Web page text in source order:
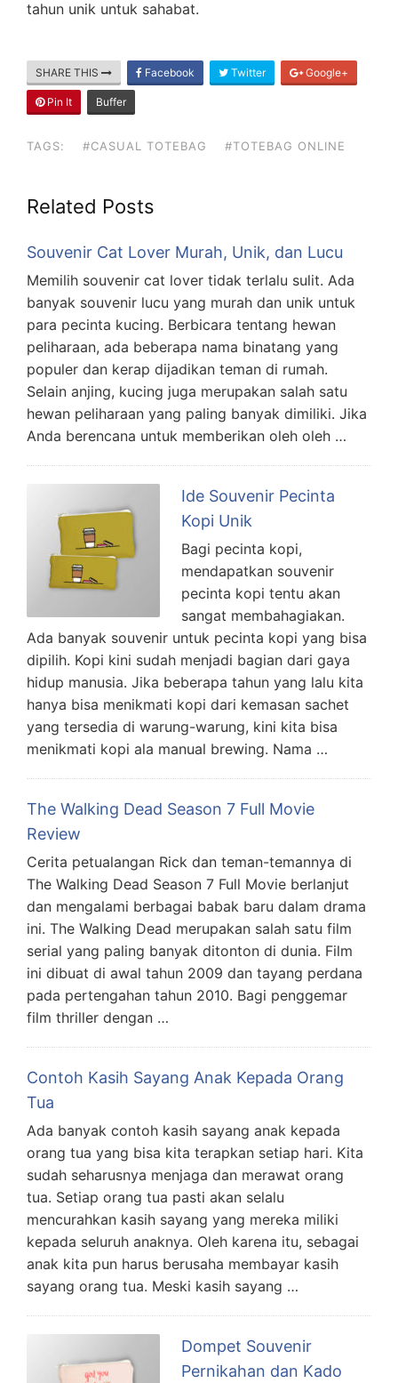
tahun unik untuk sahabat.
SHARE THIS Facebook Twitter Google+
Pin It Buffer
TAGS: #CASUAL TOTEBAG #TOTEBAG ONLINE
Related Posts
Souvenir Cat Lover Murah, Unik, dan Lucu
Memilih souvenir cat lover tidak terlalu sulit. Ada
banyak souvenir lucu yang murah dan unik untuk
para pecinta kucing. Berbicara tentang hewan
peliharaan, ada beberapa nama binatang yang
populer dan kerap dijadikan teman di rumah.
Selain anjing, kucing juga merupakan salah satu
hewan peliharaan yang paling banyak dimiliki. Jika
Anda berencana untuk memberikan oleh oleh …
Ide Souvenir Pecinta
Kopi Unik
Bagi pecinta kopi,
mendapatkan souvenir
pecinta kopi tentu akan
sangat membahagiakan.
Ada banyak souvenir untuk pecinta kopi yang bisa
dipilih. Kopi kini sudah menjadi bagian dari gaya
hidup manusia. Jika beberapa tahun yang lalu kita
hanya bisa menikmati kopi dari kemasan sachet
yang tersedia di warung-warung, kini kita bisa
menikmati kopi ala manual brewing. Nama …
The Walking Dead Season 7 Full Movie
Review
Cerita petualangan Rick dan teman-temannya di
The Walking Dead Season 7 Full Movie berlanjut
dan mengalami berbagai babak baru dalam drama
ini. The Walking Dead merupakan salah satu film
serial yang paling banyak ditonton di dunia. Film
ini dibuat di awal tahun 2009 dan tayang perdana
pada pertengahan tahun 2010. Bagi penggemar
film thriller dengan …
Contoh Kasih Sayang Anak Kepada Orang
Tua
Ada banyak contoh kasih sayang anak kepada
orang tua yang bisa kita terapkan setiap hari. Kita
sudah seharusnya menjaga dan merawat orang
tua. Setiap orang tua pasti akan selalu
mencurahkan kasih sayang yang mereka miliki
kepada seluruh anaknya. Oleh karena itu, sebagai
anak kita pun harus berusaha membayar kasih
sayang orang tua. Meski kasih sayang …
Dompet Souvenir
Pernikahan dan Kado